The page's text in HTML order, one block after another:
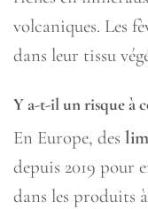
volcaniques. Les
dans leur tissu
Y a-t-il un risque à
En Europe, des
depuis 2019 pour
dans les produits